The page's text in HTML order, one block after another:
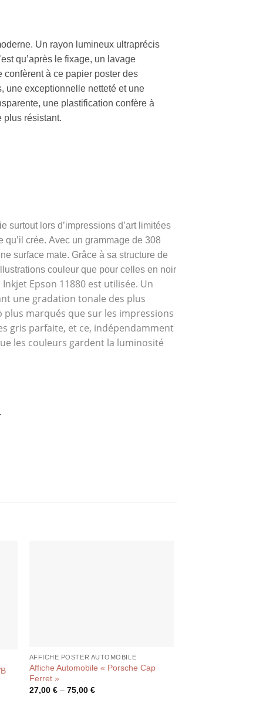
Un rayon lumineux ultraprécis
qu’après le fixage, un lavage
à ce papier poster des
une exceptionnelle netteté et une
une plastification confère à
plus résistant.
surtout lors d’impressions d’art limitées
qu’il crée. Avec un grammage de 308
surface mate. Grâce à sa structure de
couleur que pour celles en noir
Epson 11880 est utilisée. Un
une gradation tonale des plus
marqués que sur les impressions
gris parfaite, et ce, indépendamment
les couleurs gardent la luminosité
AFFICHE POSTER AUTOMOBILE
Affiche Automobile « Porsche Cap
Ferret »
27,00 €– 75,00 €